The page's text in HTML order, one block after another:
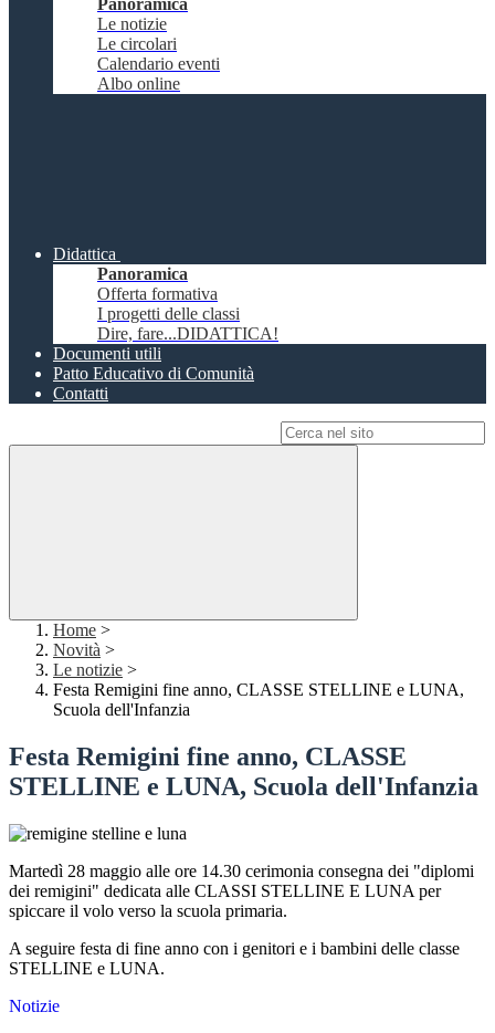
Panoramica
Le notizie
Le circolari
Calendario eventi
Albo online
Didattica
Panoramica
Offerta formativa
I progetti delle classi
Dire, fare...DIDATTICA!
Documenti utili
Patto Educativo di Comunità
Contatti
Home >
Novità >
Le notizie >
Festa Remigini fine anno, CLASSE STELLINE e LUNA,
Scuola dell'Infanzia
Festa Remigini fine anno, CLASSE
STELLINE e LUNA, Scuola dell'Infanzia
Martedì 28 maggio alle ore 14.30 cerimonia consegna dei "diplomi
dei remigini" dedicata alle CLASSI STELLINE E LUNA per
spiccare il volo verso la scuola primaria.
A seguire festa di fine anno con i genitori e i bambini delle classe
STELLINE e LUNA.
Notizie